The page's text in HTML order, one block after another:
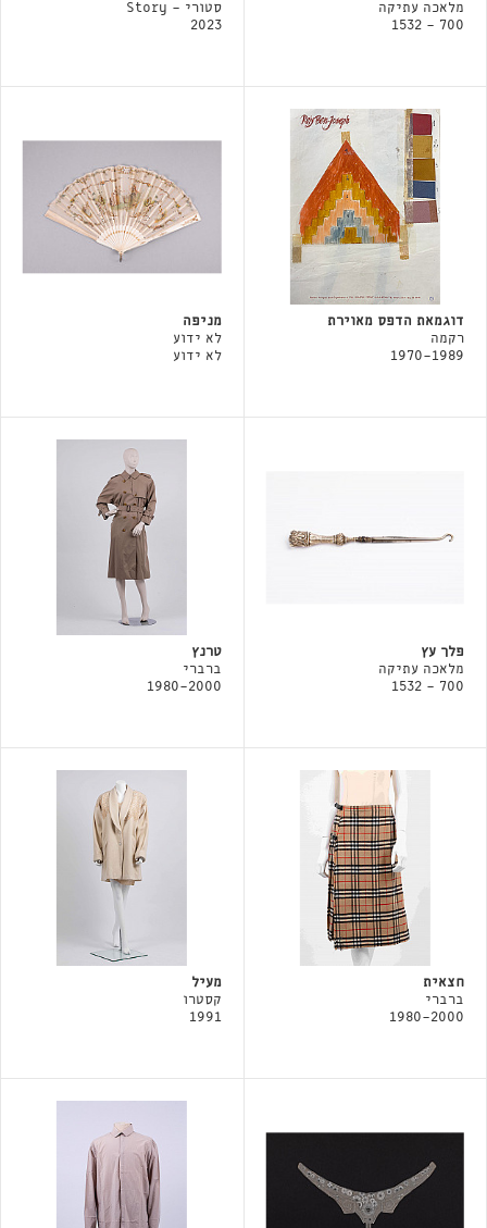
מלאכה עתיקה
700 - 1532
סטורי - Story
2023
דוגמאת הדפס מאוירת
רקמה
1970-1989
מניפה
לא ידוע
לא ידוע
פלך עץ
מלאכה עתיקה
700 - 1532
טרנץ
ברברי
1980-2000
חצאית
ברברי
1980-2000
מעיל
קסטרו
1991